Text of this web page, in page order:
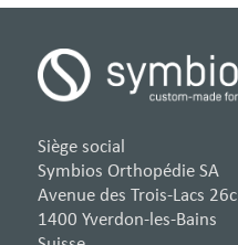
Siège social
Symbios Orthopédie SA
Avenue des Trois-Lacs 26c
1400 Yverdon-les-Bains